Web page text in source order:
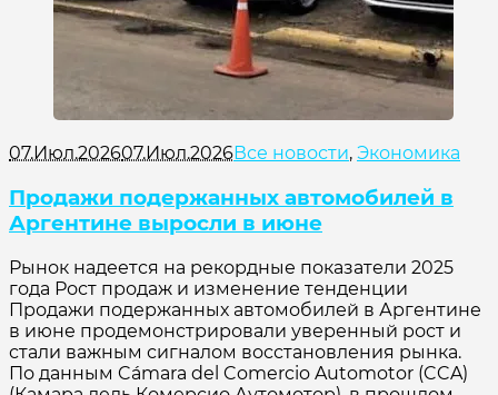
07.Июл.202607.Июл.2026Все новости, Экономика
Продажи подержанных автомобилей в
Аргентине выросли в июне
Рынок надеется на рекордные показатели 2025
года Рост продаж и изменение тенденции
Продажи подержанных автомобилей в Аргентине
в июне продемонстрировали уверенный рост и
стали важным сигналом восстановления рынка.
По данным Cámara del Comercio Automotor (CCA)